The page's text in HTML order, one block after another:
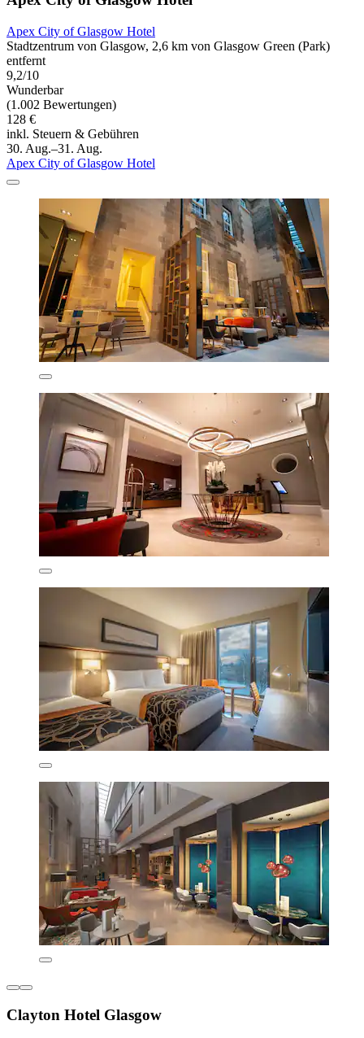
Apex City of Glasgow Hotel
Stadtzentrum von Glasgow, 2,6 km von Glasgow Green (Park)
entfernt
9,2/10
Wunderbar
(1.002 Bewertungen)
128 €
inkl. Steuern & Gebühren
30. Aug.–31. Aug.
Apex City of Glasgow Hotel
Clayton Hotel Glasgow